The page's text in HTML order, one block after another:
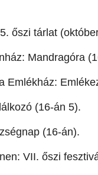
őszi tárlat
Mandragóra
Emlékház:
(16-án 5).
(16-án).
VII. őszi